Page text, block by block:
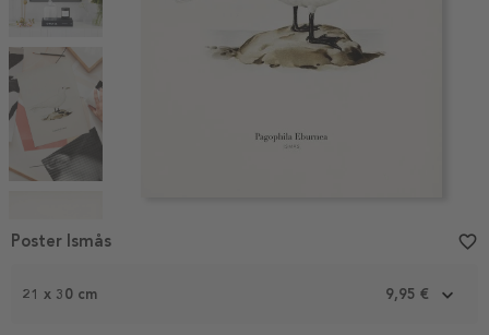
1
21 x 30 cm 9,95 €
Poster Ismås favorite_border